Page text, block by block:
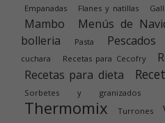
Empanadas Flanes y natillas
Mambo Menús de
bolleria
Pasta Pescados
cuchara
Recetas para Cecofry
Recetas para dieta
Sorbetes y granizados
Thermomix Turrones